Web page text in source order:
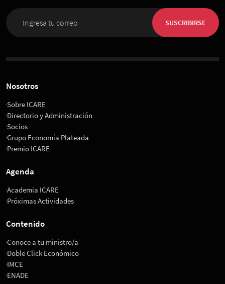
13 de Diciembre 2023, 9:00 hrs.
UAI · Sede Presidente Errázuriz
SUSCRIBIRSE
Nosotros
Sobre ICARE
Directorio y Administración
Socios
Grupo Economía Plateada
Premio ICARE
Agenda
Academia ICARE
Próximas Actividades
Contenido
Conoce a tu ministro/a
Doble Click Económico
IMCE
ENADE